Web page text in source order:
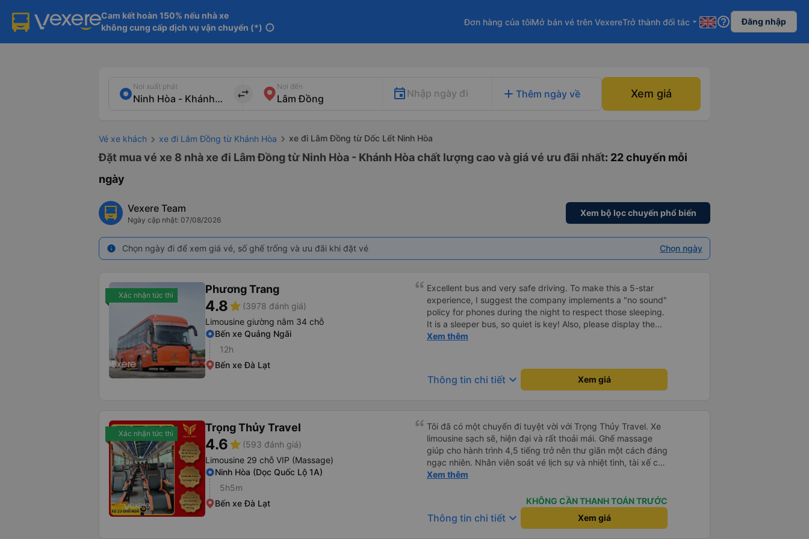
Cam kết hoàn 150% nếu nhà xe
không cung cấp dịch vụ vận chuyển (*) info
Đơn hàng của tôiMở bán vé trên VexereTrở thành đối tác arrow_drop_down help_outline Đăng nhập
Nơi xuất phát
import_export
Nơi đến
Nhập ngày đi add Thêm ngày về Xem giá
Vé xe khách xe đi Lâm Đồng từ Khánh Hòa xe đi Lâm Đồng từ Dốc Lết Ninh Hòa
Đặt mua vé xe 8 nhà xe đi Lâm Đồng từ Ninh Hòa - Khánh Hòa chất lượng cao và giá vé ưu đãi nhất: 22 chuyến mỗi
ngày
Vexere Team
Ngày cập nhật: 07/08/2026
Xem bộ lọc chuyến phổ biến
info Chọn ngày đi để xem giá vé, số ghế trống và ưu đãi khi đặt vé Chọn ngày
Xác nhận tức thì Phương Trang
4.8star (3978 đánh giá)
Limousine giường nằm 34 chỗ
Bến xe Quảng Ngãi
12h
Bến xe Đà Lạt
Excellent bus and very safe driving. To make this a 5-star
experience, I suggest the company implements a "no sound"
policy for phones during the night to respect those sleeping.
It is a sleeper bus, so quiet is key! Also, please display the
Wi-Fi password clearly inside the cabin for convenience. I
hơn, tôi góp ý nhà xe nên có quy định rõ ràng về việc giữ im
lặng (tắt âm thanh điện thoại) vào ban đêm để tránh làm
Tôi vẫn sẽ tiếp tục ủng hộ nhà xe trong tương lai!
Xem thêm
Thông tin chi tiết keyboard_arrow_down Xem giá
Xác nhận tức thì Trọng Thủy Travel
4.6star (593 đánh giá)
Limousine 29 chỗ VIP (Massage)
Ninh Hòa (Dọc Quốc Lộ 1A)
5h5m
Bến xe Đà Lạt
Tôi đã có một chuyến đi tuyệt vời với Trọng Thủy Travel. Xe
limousine sạch sẽ, hiện đại và rất thoải mái. Ghế massage
giúp cho hành trình 4,5 tiếng trở nên thư giãn một cách đáng
ngạc nhiên. Nhân viên soát vé lịch sự và nhiệt tình, tài xế cẩn
thận và chuyên nghiệp, mọi thứ đều được tổ chức tốt. Các
đi diễn ra đúng như kế hoạch. Tôi đặt vé qua Vexere, và toàn
bộ trải nghiệm - từ khi đặt vé đến khi đến nơi - đều suôn sẻ
và không gặp rắc rối. Tôi rất hài lòng với công ty này và
Xem thêm
KHÔNG CẦN THANH TOÁN TRƯỚC
Thông tin chi tiết keyboard_arrow_down Xem giá